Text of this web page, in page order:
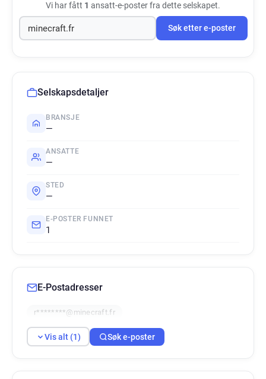
Vi har fått 1 ansatt-e-poster fra dette selskapet.
Søk etter e-poster
Selskapsdetaljer
BRANSJE
—
ANSATTE
—
STED
—
E-POSTER FUNNET
1
E-Postadresser
r********@minecraft.fr
Vis alt (1) Søk e-poster